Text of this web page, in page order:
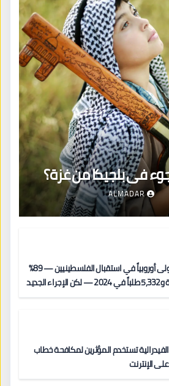
في بلجيكا من غزة؟
ALMADAR
بلجيكا: الأولى أوروبياً في استقبال الفلسطينيين — 89%
قبول لغزة و5,332 طلباً في 2024 — لكن الإجراء الجديد
تستخدم المؤثرين لمكافحة خطاب
الإنترنت